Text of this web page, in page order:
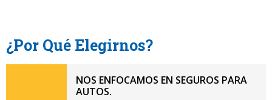
¿Por Qué Elegirnos?
NOS ENFOCAMOS EN SEGUROS PARA
AUTOS.